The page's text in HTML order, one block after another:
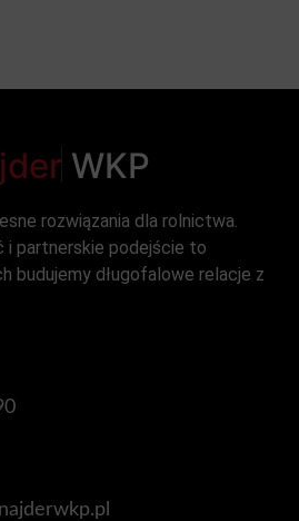
jder WKP
rozwiązania dla rolnictwa.
i partnerskie podejście to
budujemy długofalowe relacje z